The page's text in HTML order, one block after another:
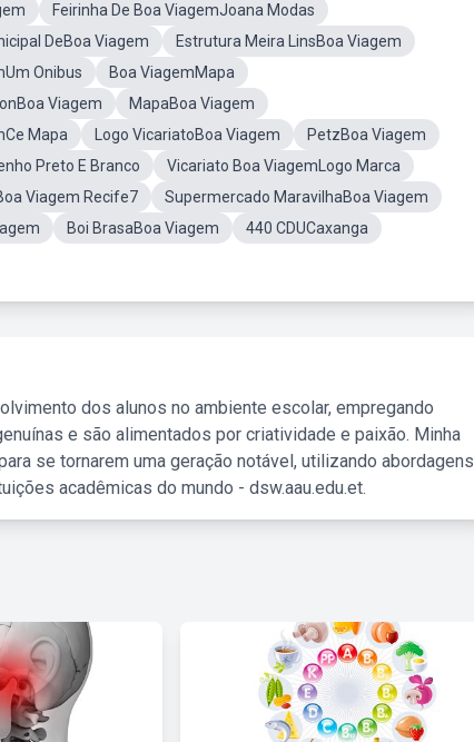
Feirinha De Boa ViagemJoana Modas
DeBoa Viagem
Estrutura Meira LinsBoa Viagem
Onibus
Boa ViagemMapa
Viagem
MapaBoa Viagem
Mapa Logo VicariatoBoa Viagem
PetzBoa Viagem
Preto E Branco
Vicariato Boa ViagemLogo Marca
Viagem Recife7
Supermercado MaravilhaBoa Viagem
Boi BrasaBoa Viagem
440 CDUCaxanga
dos alunos no ambiente escolar, empregando
e são alimentados por criatividade e paixão. Minha
se tornarem uma geração notável, utilizando abordagens
acadêmicas do mundo - dsw.aau.edu.et.